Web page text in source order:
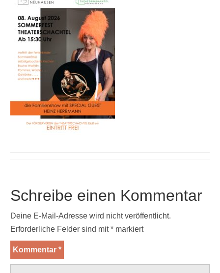
Schreibe einen Kommentar
Deine E-Mail-Adresse wird nicht veröffentlicht.
Erforderliche Felder sind mit* markiert
Kommentar*